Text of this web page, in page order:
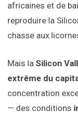
africaines et de
reproduire la
chasse aux
Mais la Silicon
extrême du
concentration
— des conditions